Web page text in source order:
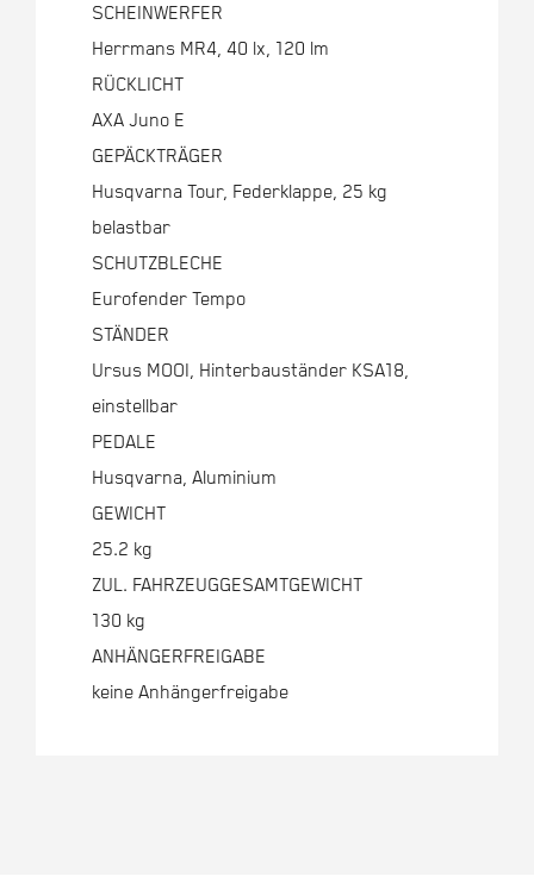
SCHEINWERFER
Herrmans MR4, 40 lx, 120 lm
RÜCKLICHT
AXA Juno E
GEPÄCKTRÄGER
Husqvarna Tour, Federklappe, 25 kg
belastbar
SCHUTZBLECHE
Eurofender Tempo
STÄNDER
Ursus MOOI, Hinterbauständer KSA18,
einstellbar
PEDALE
Husqvarna, Aluminium
GEWICHT
25.2 kg
ZUL. FAHRZEUGGESAMTGEWICHT
130 kg
ANHÄNGERFREIGABE
keine Anhängerfreigabe